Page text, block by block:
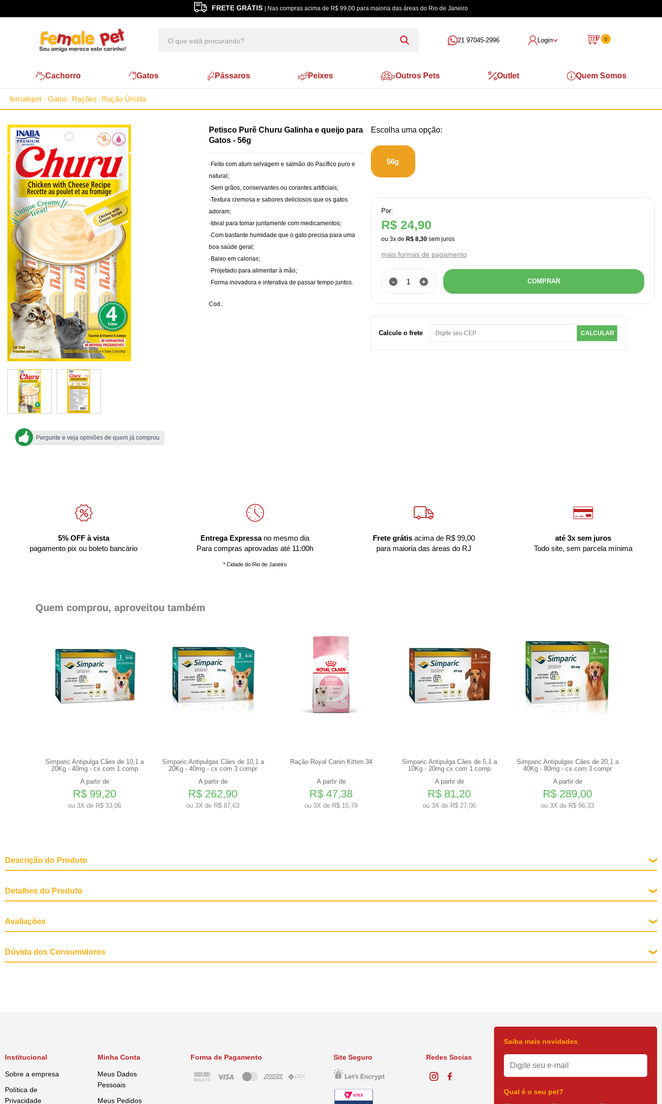
FRETE GRÁTIS | Nas compras acima de R$ 99,00 para maioria das áreas do Rio de Janeiro
21 97045-2996 Login 0
Cachorro Gatos Pássaros Peixes Outros Pets Outlet Quem Somos
femalepet Gatos Rações Ração Úmida
Pergunte e veja opiniões de quem já comprou
Petisco Purê Churu Galinha e queijo para
Gatos - 56g
·Feito com atum selvagem e salmão do Pacífico puro e
natural;
·Sem grãos, conservantes ou corantes artificiais;
·Textura cremosa e sabores deliciosos que os gatos
adoram;
·Ideal para tomar juntamente com medicamentos;
·Com bastante humidade que o gato precisa para uma
boa saúde geral;
·Baixo em calorias;
·Projetado para alimentar à mão;
·Forma inovadora e interativa de passar tempo juntos.
Cod.:
56g
Por:
R$ 24,90
ou 3xde R$ 8,30
mais formas de pagamento
- + COMPRAR
Calcule o frete CALCULAR
5% OFF à vista
pagamento pix ou boleto bancário
Entrega Expressano mesmo dia
Para compras aprovadas até 11:00h
* Cidade do Rio de Janeiro
Frete grátisacima de R$ 99,00
para maioria das áreas do RJ
até 3x sem juros
Todo site, sem parcela mínima
Quem comprou, aproveitou também
Simparic Antipulga Cães de 10,1 a
20Kg - 40mg - cx com 1 comp
A partir de
R$ 99,20
ou 3X de R$ 33,06
Simparic Antipulgas Cães de 10,1 a
20Kg - 40mg - cx com 3 compr
A partir de
R$ 262,90
ou 3X de R$ 87,63
Ração Royal Canin Kitten 34
A partir de
R$ 47,38
ou 3X de R$ 15,79
Simparic Antipulga Cães de 5,1 a
10Kg - 20mg cx com 1 comp
A partir de
R$ 81,20
ou 3X de R$ 27,06
Simparic Antipulgas Cães de 20,1 a
40Kg - 80mg - cx com 3 compr
A partir de
R$ 289,00
ou 3X de R$ 96,33
Descrição do Produto
Detalhes do Produto
Avaliações
Dúvida dos Consumidores
Institucional
Sobre a empresa
Política de
Privacidade
Minha Conta
Meus Dados
Pessoais
Meus Pedidos
Forma de Pagamento Site Seguro Redes Socias
Saiba mais novidades
Qual é o seu pet?